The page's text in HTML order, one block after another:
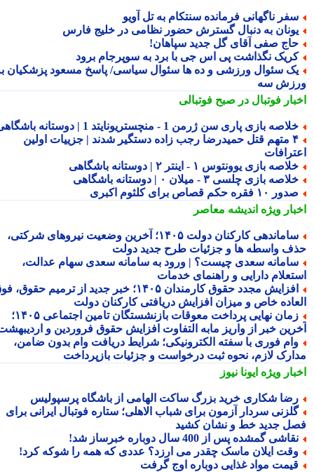
ناگهانی فرمانده سنتکام به تل آویو
به دنبال گسترش حضور نظامی در خلیج فارس
صفی آقای گل جدید سپاهان!
نگذاشت پی اس جی با برد به سوپرجام برود
سئوال ورزشی و ده ها سئوال سیاسی/ پاسخ مسعود پزشکیان به
سه
فوتبال در صبح فوتبالی
بازی پاری سن ژرمن 1 - منچستریونایتد 1 | دوستانه باشگاهی
۴ متهم قتل حمیدرضا رجب زاده دستگیر شدند | جزییات اولین
بازی یوونتوس ۱ - اینتر ۲ | دوستانه باشگاهی
بازی چلسی ۳ - میلان ۰ | دوستانه باشگاهی
۱۰ فقره حکم قصاص برای کلثوم اکبری
ویژهاندیشه معاصر
ساماندهی کارکنان دولت ۱۴۰۵؛ آخرین وضعیت نیروهای شرکتی،
واسطه ها و جزئیات طرح جدید دولت
سعدی چیست؟ | ورود به سامانه سعدی سهام عدالت،
دارایی و راهنمای خدمات
افزایش مجدد حقوق کارمندان ۱۴۰۵؛ خبر جدید از ترمیم حقوق، فوق
خاص و میزان افزایش دریافتی کارکنان دولت
زمان نهایی پرداخت معوقات بازنشستگان تامین اجتماعی ۱۴۰۵؛
خبر از واریز مابه التفاوت افزایش حقوق فروردین و اردیبهشت
فوری با سفته الکترونیکی؛ شرایط دریافت وام بدون ضامن،
لازم، نحوه ثبت درخواست و جزئیات بازپرداخت
ویژهایونا نیوز
شکاری خرید بزرگ ساکت الهامی از باشگاه پرسپولیس
سردار آزمون برای شباب الاهلی؛ ستاره فوتبال ایرانی برای
جدید خط و نشان کشید
گمشده پس از 400 سال دوباره خبرساز شد!
ایلان ماسک چقدر می ارزد؟ عددی که همه را شوکه کرد!
مواد غذایی دوباره اوج گرفت